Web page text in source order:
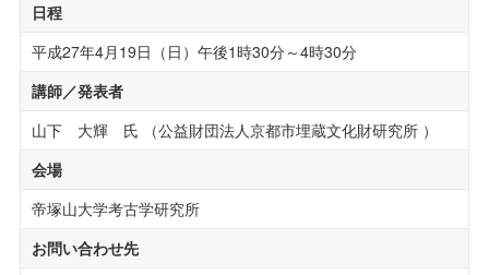
科目等履修生・聴講生
社会人の学び直し
こころのケアセンター
子育て支援センター
研究所・博物館・附属施設
日程
平成27年4月19日（日）午後1時30分～4時30分
講師／発表者
山下 大輝 氏 （公益財団法人京都市埋蔵文化財研究所 ）
会場
帝塚山大学考古学研究所
お問い合わせ先